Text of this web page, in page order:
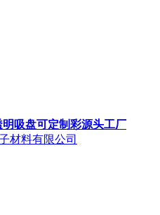
吸盘可定制彩源头工厂
材料有限公司